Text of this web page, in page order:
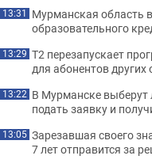
13:31 Мурманская область
образовательного
13:29 Т2 перезапускает
для абонентов других
13:22 В Мурманске выберут
подать заявку и
13:05 Зарезавшая своего
7 лет отправится за